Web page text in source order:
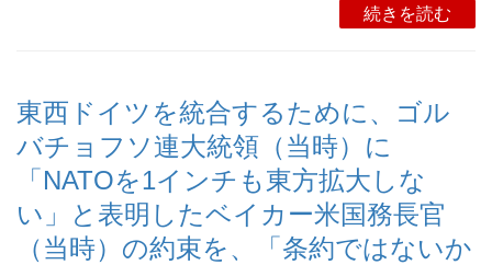
続きを読む
東西ドイツを統合するために、ゴル
バチョフソ連大統領（当時）に
「NATOを1インチも東方拡大しな
い」と表明したベイカー米国務長官
（当時）の約束を、「条約ではないか